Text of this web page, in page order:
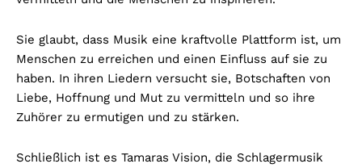
Sie glaubt, dass Musik eine kraftvolle Plattform ist, um
Menschen zu erreichen und einen Einfluss auf sie zu
haben. In ihren Liedern versucht sie, Botschaften von
Liebe, Hoffnung und Mut zu vermitteln und so ihre
Zuhörer zu ermutigen und zu stärken.
Schließlich ist es Tamaras Vision, die Schlagermusik